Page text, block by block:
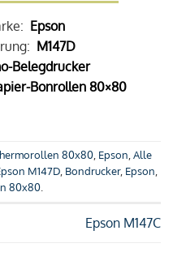
Epson
M147D
Belegdrucker
Bonrollen 80×80
80x80, Epson,Alle
M147D, Bondrucker, Epson,
80x80.
Epson M147C